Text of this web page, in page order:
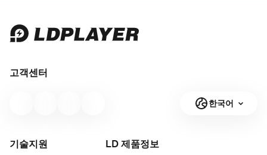
고객센터
한국어
기술지원 LD 제품정보